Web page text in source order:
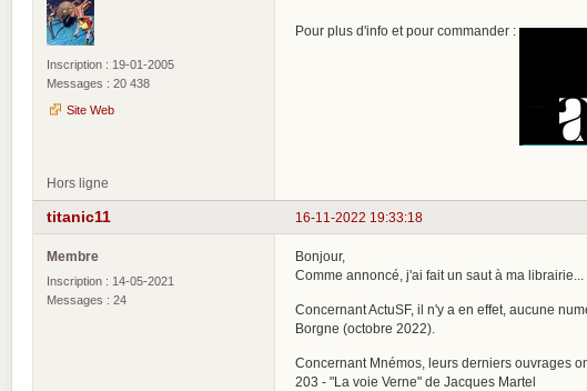
Inscription : 19-01-2005
Messages : 20 438
Site Web
Pour plus d'info et pour commander :
Hors ligne
16-11-2022 19:33:18
titanic11
Membre
Inscription : 14-05-2021
Messages : 24
Bonjour,
Comme annoncé, j'ai fait un saut à ma librairie...
Concernant ActuSF, il n'y a en effet, aucune
Borgne (octobre 2022).
Concernant Mnémos, leurs derniers ouvrages
203 - "La voie Verne" de Jacques Martel